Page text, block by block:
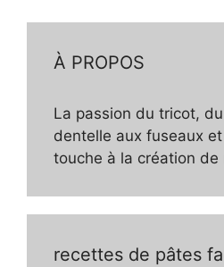
À PROPOS
La passion du tricot,
dentelle aux fuseaux
touche à la création de
recettes de pâtes